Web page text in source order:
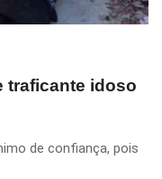
traficante idoso
de confiança, pois